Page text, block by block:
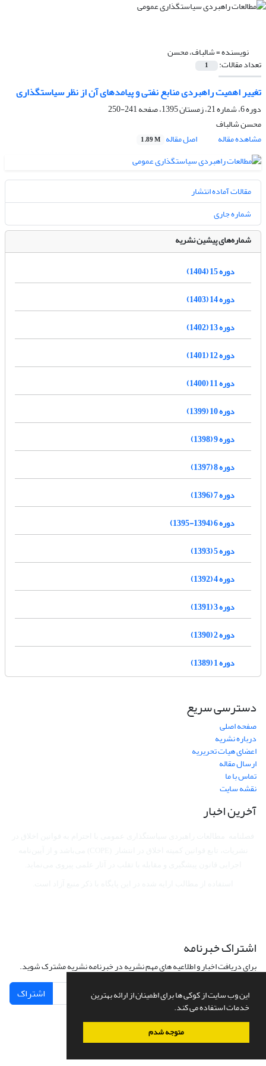
این وب سایت از کوکی ها برای اطمینان از ارائه بهترین
خدمات استفاده می کند.
متوجه شدم
نویسنده =شالباف، محسن
تعداد مقالات: 1
تغییر اهمیت راهبردی منابع نفتی و پیامدهای آن از نظر سیاستگذاری
دوره 6، شماره 21، زمستان 1395، صفحه
241-250
محسن شالباف
مشاهده مقاله
اصل مقاله 1.89 M
مقالات آماده انتشار
شماره جاری
شماره‌های پیشین نشریه
دوره 15 (1404)
دوره 14 (1403)
دوره 13 (1402)
دوره 12 (1401)
دوره 11 (1400)
دوره 10 (1399)
دوره 9 (1398)
دوره 8 (1397)
دوره 7 (1396)
دوره 6 (1394-1395)
دوره 5 (1393)
دوره 4 (1392)
دوره 3 (1391)
دوره 2 (1390)
دوره 1 (1389)
دسترسی سریع
صفحه اصلی
درباره نشریه
اعضای هیات تحریریه
ارسال مقاله
تماس با ما
نقشه سایت
آخرین اخبار
اشتراک خبرنامه
برای دریافت اخبار و اطلاعیه های مهم نشریه در خبرنامه نشریه مشترک شوید.
اشتراک
سامانه مدیریت نشریات علمی.طراحی و پیاده سازی ازسیناوب